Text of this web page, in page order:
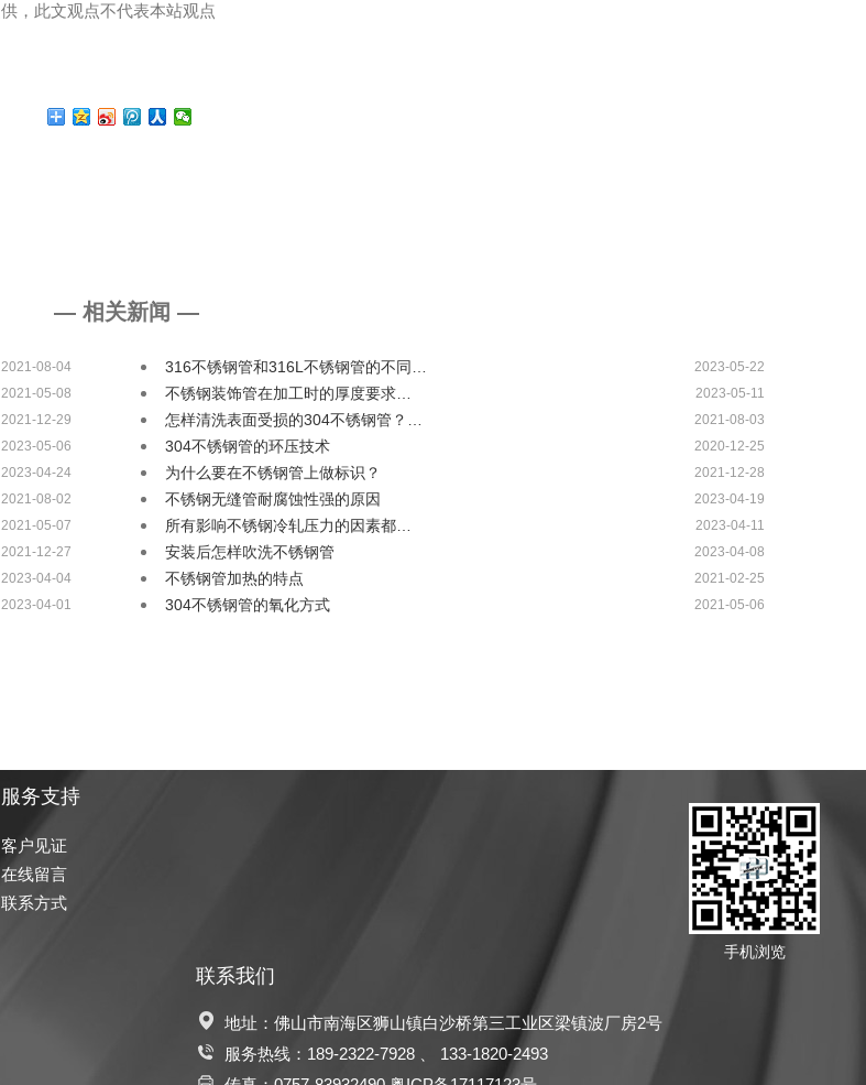
，此文观点不代表本站观点
— 相关新闻 —
2021-08-04 316不锈钢管和316L不锈钢管的不同… 2023-05-22
2021-05-08 不锈钢装饰管在加工时的厚度要求… 2023-05-11
2021-12-29 怎样清洗表面受损的304不锈钢管？… 2021-08-03
2023-05-06 304不锈钢管的环压技术 2020-12-25
2023-04-24 为什么要在不锈钢管上做标识？ 2021-12-28
2021-08-02 不锈钢无缝管耐腐蚀性强的原因 2023-04-19
2021-05-07 所有影响不锈钢冷轧压力的因素都… 2023-04-11
2021-12-27 安装后怎样吹洗不锈钢管 2023-04-08
2023-04-04 不锈钢管加热的特点 2021-02-25
2023-04-01 304不锈钢管的氧化方式 2021-05-06
手机浏览
联系我们
地址：佛山市南海区狮山镇白沙桥第三工业区梁镇波厂房2号
服务热线： 189-2322-7928
133-1820-2493
服务支持
客户见证
在线留言
联系方式